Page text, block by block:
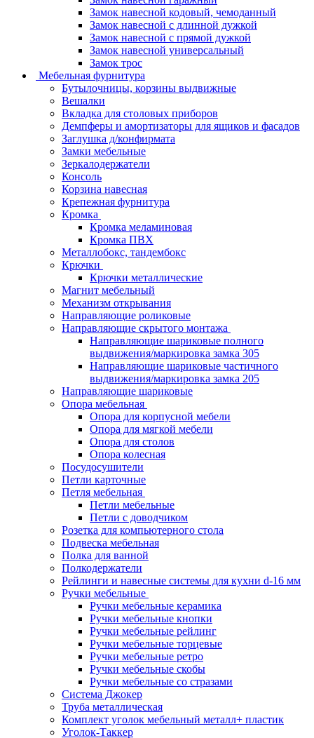
Замок навесной кодовый, чемоданный
Замок навесной с длинной дужкой
Замок навесной с прямой дужкой
Замок навесной универсальный
Замок трос
Мебельная фурнитура
Бутылочницы, корзины выдвижные
Вешалки
Вкладка для столовых приборов
Демпферы и амортизаторы для ящиков и фасадов
Заглушка д/конфирмата
Замки мебельные
Зеркалодержатели
Консоль
Корзина навесная
Крепежная фурнитура
Кромка
Кромка меламиновая
Кромка ПВХ
Металлобокс, тандембокс
Крючки
Крючки металлические
Магнит мебельный
Механизм открывания
Направляющие роликовые
Направляющие скрытого монтажа
Направляющие шариковые полного
выдвижения/маркировка замка 305
Направляющие шариковые частичного
выдвижения/маркировка замка 205
Направляющие шариковые
Опора мебельная
Опора для корпусной мебели
Опора для мягкой мебели
Опора для столов
Опора колесная
Посудосушители
Петли карточные
Петля мебельная
Петли мебельные
Петли с доводчиком
Розетка для компьютерного стола
Подвеска мебельная
Полка для ванной
Полкодержатели
Рейлинги и навесные системы для кухни d-16 мм
Ручки мебельные
Ручки мебельные керамика
Ручки мебельные кнопки
Ручки мебельные рейлинг
Ручки мебельные торцевые
Ручки мебельные ретро
Ручки мебельные скобы
Ручки мебельные со стразами
Система Джокер
Труба металлическая
Комплект уголок мебельный металл+ пластик
Уголок-Таккер